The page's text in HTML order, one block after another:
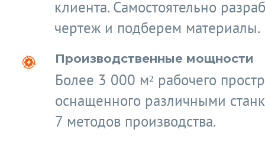
клиента. Самостоятельно
чертеж и подберем материалы.
Производственные мощности
Более 3 000 м² рабочего
оснащенного различными
7 методов производства.